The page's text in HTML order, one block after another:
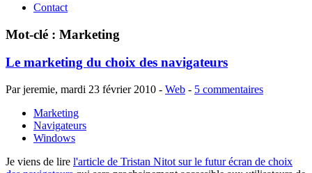
Contact
Mot-clé : Marketing
Le marketing du choix des navigateurs
Par jeremie, mardi 23 février 2010 - Web - 5 commentaires
Marketing
Navigateurs
Windows
Je viens de lire l'article de Tristan Nitot sur le futur écran de choix